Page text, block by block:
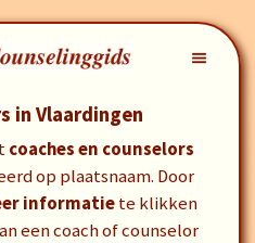
in Vlaardingen
coaches en counselors
op plaatsnaam. Door
informatiete klikken
een coach of counselor